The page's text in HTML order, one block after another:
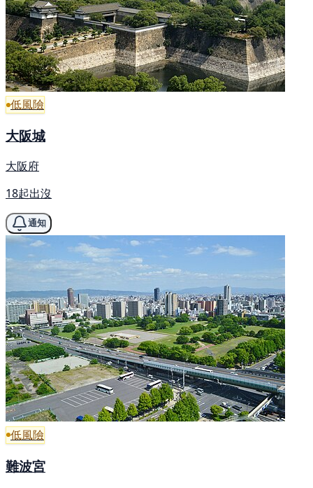
低風險
大阪城
大阪府
18起出沒
通知
低風險
難波宮